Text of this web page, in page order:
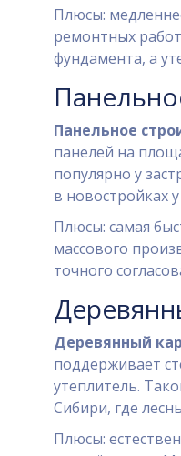
Плюсы:
ремонтных
фундамента, а
Панельное
панелей на
популярно у
в новостройках
Плюсы: самая
массового
точного
Деревянный
поддерживает
утеплитель.
Сибири, где
Плюсы: